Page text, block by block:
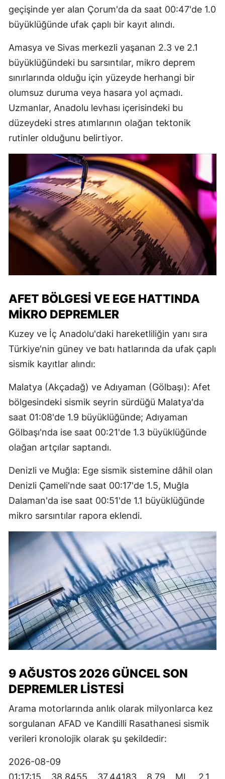
geçişinde yer alan Çorum'da da saat 00:47'de 1.0
büyüklüğünde ufak çaplı bir kayıt alındı.
Amasya ve Sivas merkezli yaşanan 2.3 ve 2.1
büyüklüğündeki bu sarsıntılar, mikro deprem
sınırlarında olduğu için yüzeyde herhangi bir
olumsuz duruma veya hasara yol açmadı.
Uzmanlar, Anadolu levhası içerisindeki bu
düzeydeki stres atımlarının olağan tektonik
rutinler olduğunu belirtiyor.
AFET BÖLGESI VE EGE HATTINDA
MIKRO DEPREMLER
Kuzey ve İç Anadolu'daki hareketliliğin yanı sıra
Türkiye'nin güney ve batı hatlarında da ufak çaplı
sismik kayıtlar alındı:
Malatya (Akçadağ) ve Adıyaman (Gölbaşı): Afet
bölgesindeki sismik seyrin sürdüğü Malatya'da
saat 01:08'de 1.9 büyüklüğünde; Adıyaman
Gölbaşı'nda ise saat 00:21'de 1.3 büyüklüğünde
olağan artçılar saptandı.
Denizli ve Muğla: Ege sismik sistemine dâhil olan
Denizli Çameli'nde saat 00:17'de 1.5, Muğla
Dalaman'da ise saat 00:51'de 1.1 büyüklüğünde
mikro sarsıntılar rapora eklendi.
9 AĞUSTOS 2026 GÜNCEL SON
DEPREMLER LISTESI
Arama motorlarında anlık olarak milyonlarca kez
sorgulanan AFAD ve Kandilli Rasathanesi sismik
verileri kronolojik olarak şu şekildedir:
2026-08-09